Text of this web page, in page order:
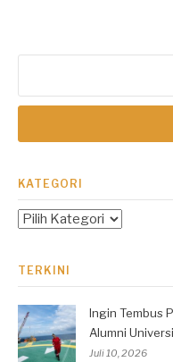
KATEGORI
Kategori
TERKINI
Ingin Tembus
Alumni
Juli 10, 2026